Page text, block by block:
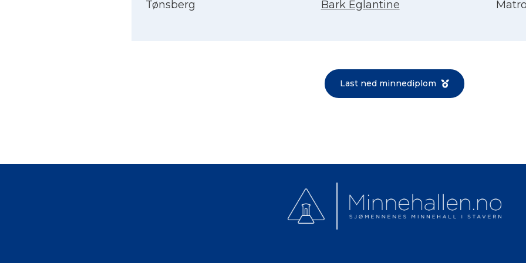
Tønsberg Bark Eglantine
Last ned minnediplom